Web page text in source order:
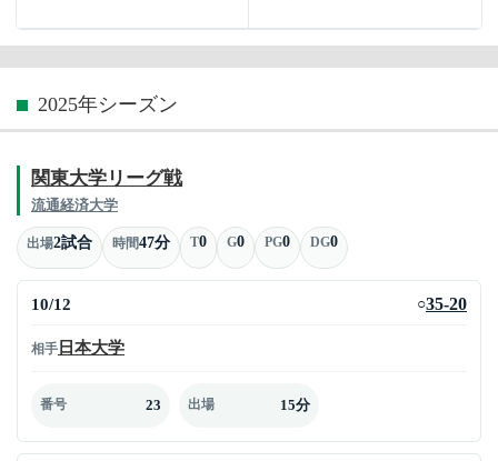
2025年シーズン
関東大学リーグ戦
流通経済大学
出場2試合 時間47分 T0 G0 PG0 DG0
10/12 ○35-20
相手 日本大学
番号 23 出場 15分